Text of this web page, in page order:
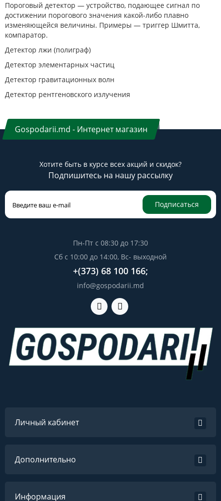
Пороговый детектор — устройство, подающее сигнал по
достижении порогового значения какой-либо плавно
изменяющейся величины. Примеры — триггер Шмитта,
компаратор.
Детектор лжи (полиграф)
Детектор элементарных частиц
Детектор гравитационных волн
Детектор рентгеновского излучения
Gospodarii.md - Интернет магазин
Хотите быть в курсе всех акций и скидок?
Подпишитесь на нашу рассылку
Подписаться
Пн-Пт с 08:30 до 17:30
Сб с 10:00 до 14:00, Вс- выходной
+(373) 68 100 166;
info@gospodarii.md
Личный кабинет
Дополнительно
Информация